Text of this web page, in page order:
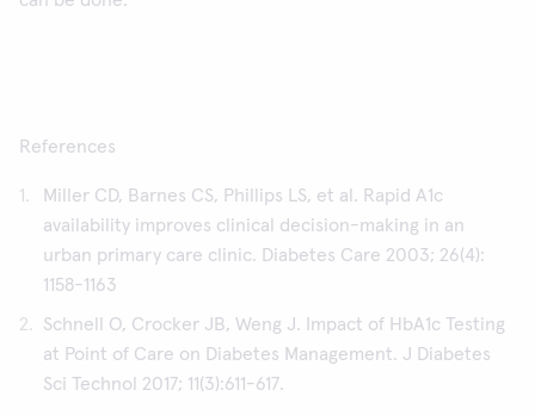
References
Miller CD, Barnes CS, Phillips LS, et al. Rapid A1c
availability improves clinical decision-making in an
urban primary care clinic. Diabetes Care 2003; 26(4):
1158-1163
Schnell O, Crocker JB, Weng J. Impact of HbA1c Testing
at Point of Care on Diabetes Management. J Diabetes
Sci Technol 2017; 11(3):611-617.